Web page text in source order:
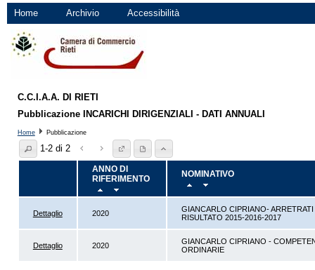
Home Archivio Accessibilità
C.C.I.A.A. DI RIETI
Pubblicazione INCARICHI DIRIGENZIALI - DATI ANNUALI
Home Pubblicazione
1-2 di 2
ANNO DI
RIFERIMENTO
NOMINATIVO
Dettaglio 2020
GIANCARLO CIPRIANO-
RISULTATO 2015-2016-2017
Dettaglio 2020
GIANCARLO CIPRIANO -
ORDINARIE